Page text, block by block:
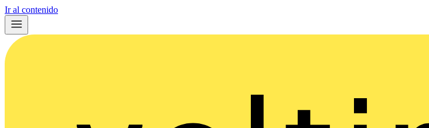
Ir al contenido